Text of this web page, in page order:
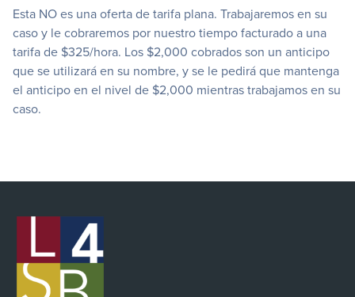
Esta NO es una oferta de tarifa plana. Trabajaremos en su
caso y le cobraremos por nuestro tiempo facturado a una
tarifa de $325/hora. Los $2,000 cobrados son un anticipo
que se utilizará en su nombre, y se le pedirá que mantenga
el anticipo en el nivel de $2,000 mientras trabajamos en su
caso.